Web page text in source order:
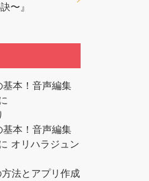
〜』
本！音声編集
本！音声編集
オリハラジュン
法とアプリ作成